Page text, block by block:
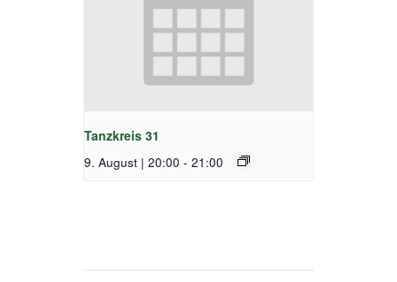
Tanzkreis 31
9. August | 20:00 - 21:00